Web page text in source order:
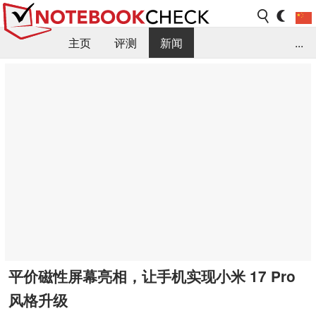
主页 评测
新闻
...
平价磁性屏幕亮相，让手机实现小米 17 Pro
风格升级